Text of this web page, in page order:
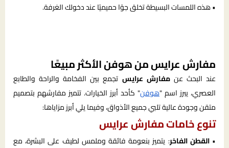
• هذه اللمسات البسيطة تخلق جوًا حميميًا عند دخولك الغرفة.
مفارش عرايس من هوفن الأكثر مبيعًا
عند البحث عنمفارش عرايس تجمع بين الفخامة والراحة والطابع
العصري، يبرز اسم "هوفن" كأحد أبرز الخيارات. تتميز مفارشهم بتصميم
متقن وجودة عالية تلبي جميع الأذواق، وفيما يلي أبرز مزاياها:
تنوع خامات مفارش عرايس
•القطن الفاخر: يتميز بنعومة فائقة وملمس لطيف على البشرة، مع